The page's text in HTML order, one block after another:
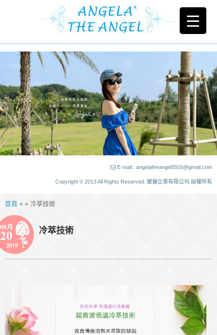
E-mail : angelatheangel0916@gmail.com
Copyright © 2013 All Rights Reserved. 崴儷企業有限公司 版權所有
首頁 » » 冷萃技術
08月
20
2019
冷萃技術